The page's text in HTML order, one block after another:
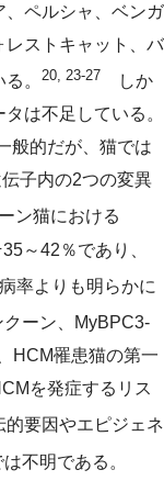
、ペルシャ、ベンガ
レストキャット、バ
。
20, 23-27 しか
は不足している。
般的だが、猫では
子内の2つの変異
ン猫における
～42％であり、
率よりも明らかに
ーン、MyBPC3-
HCM罹患猫の第一
を発症するリス
要因やエピジェネ
不明である。